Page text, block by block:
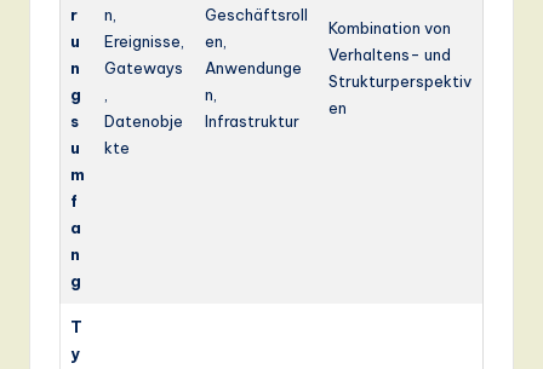
r
u
n
g
s
u
m
f
a
n
g
n,
Ereignisse,
Gateways
,
Datenobje
kte
Geschäftsroll
en,
Anwendunge
n,
Infrastruktur
Kombination von
Verhaltens- und
Strukturperspektiv
en
T
y